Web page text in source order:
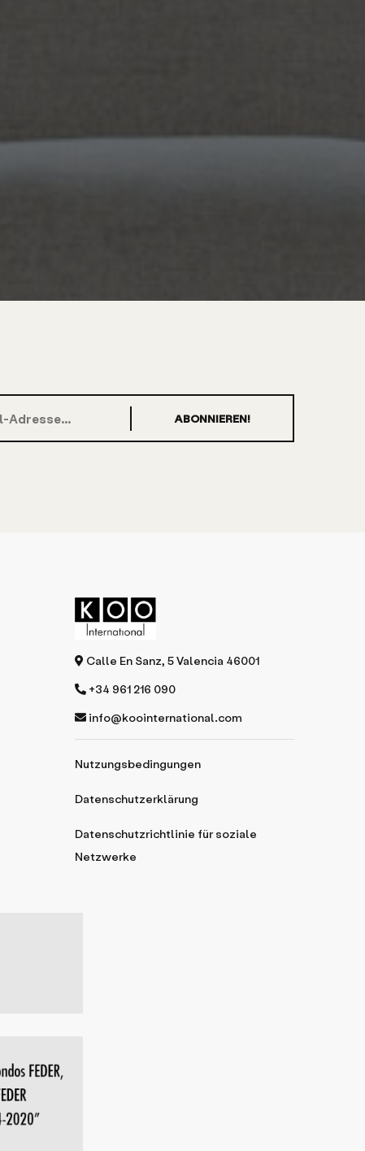
ABONNIEREN!
Calle En Sanz, 5 Valencia 46001
+34 961 216 090
info@koointernational.com
Nutzungsbedingungen
Datenschutzerklärung
Datenschutzrichtlinie für soziale
Netzwerke